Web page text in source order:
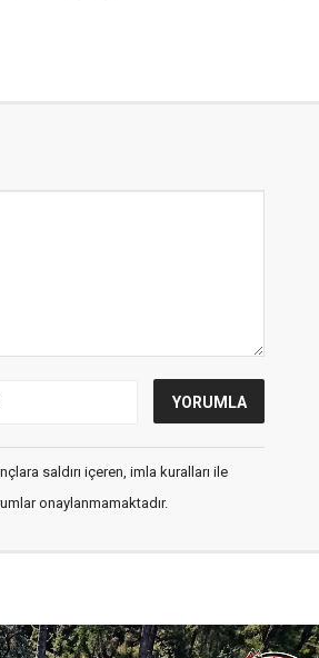
saldırı içeren, imla kuralları ile
onaylanmamaktadır.